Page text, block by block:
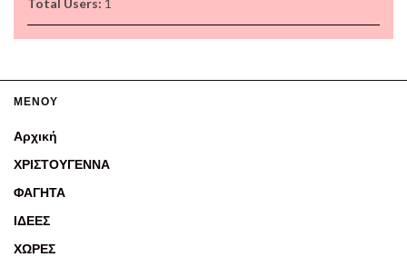
ΜΕΝΟΥ
Αρχική
ΧΡΙΣΤΟΥΓΕΝΝΑ
ΦΑΓΗΤΑ
ΙΔΕΕΣ
ΧΩΡΕΣ